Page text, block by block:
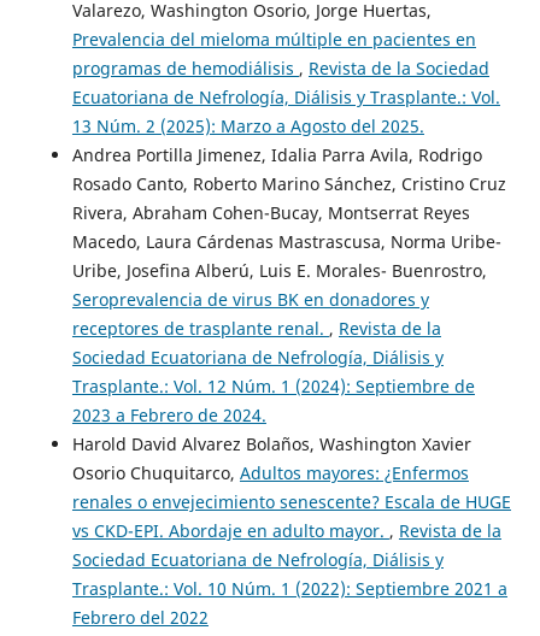
Valarezo, Washington Osorio, Jorge Huertas,
Prevalencia del mieloma múltiple en pacientes en
programas de hemodiálisis , Revista de la Sociedad
Ecuatoriana de Nefrología, Diálisis y Trasplante.: Vol.
13 Núm. 2 (2025): Marzo a Agosto del 2025.
Andrea Portilla Jimenez, Idalia Parra Avila, Rodrigo
Rosado Canto, Roberto Marino Sánchez, Cristino Cruz
Rivera, Abraham Cohen-Bucay, Montserrat Reyes
Macedo, Laura Cárdenas Mastrascusa, Norma Uribe-
Uribe, Josefina Alberú, Luis E. Morales- Buenrostro,
Seroprevalencia de virus BK en donadores y
receptores de trasplante renal. , Revista de la
Sociedad Ecuatoriana de Nefrología, Diálisis y
Trasplante.: Vol. 12 Núm. 1 (2024): Septiembre de
2023 a Febrero de 2024.
Harold David Alvarez Bolaños, Washington Xavier
Osorio Chuquitarco, Adultos mayores: ¿Enfermos
renales o envejecimiento senescente? Escala de HUGE
vs CKD-EPI. Abordaje en adulto mayor. , Revista de la
Sociedad Ecuatoriana de Nefrología, Diálisis y
Trasplante.: Vol. 10 Núm. 1 (2022): Septiembre 2021 a
Febrero del 2022